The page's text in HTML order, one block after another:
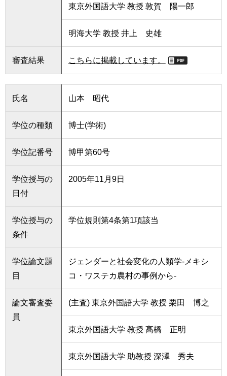
東京外国語大学 教授 敦賀 陽一郎
明海大学 教授 井上 史雄
審査結果 こちらに掲載しています。
氏名 山本 昭代
学位の種類 博士(学術)
学位記番号 博甲第60号
学位授与の
日付
2005年11月9日
学位授与の
条件
学位規則第4条第1項該当
学位論文題
目
ジェンダーと社会変化の人類学-メキシ
コ・ワステカ農村の事例から-
論文審査委
員
(主査) 東京外国語大学 教授 栗田 博之
東京外国語大学 教授 髙橋 正明
東京外国語大学 助教授 深澤 秀夫